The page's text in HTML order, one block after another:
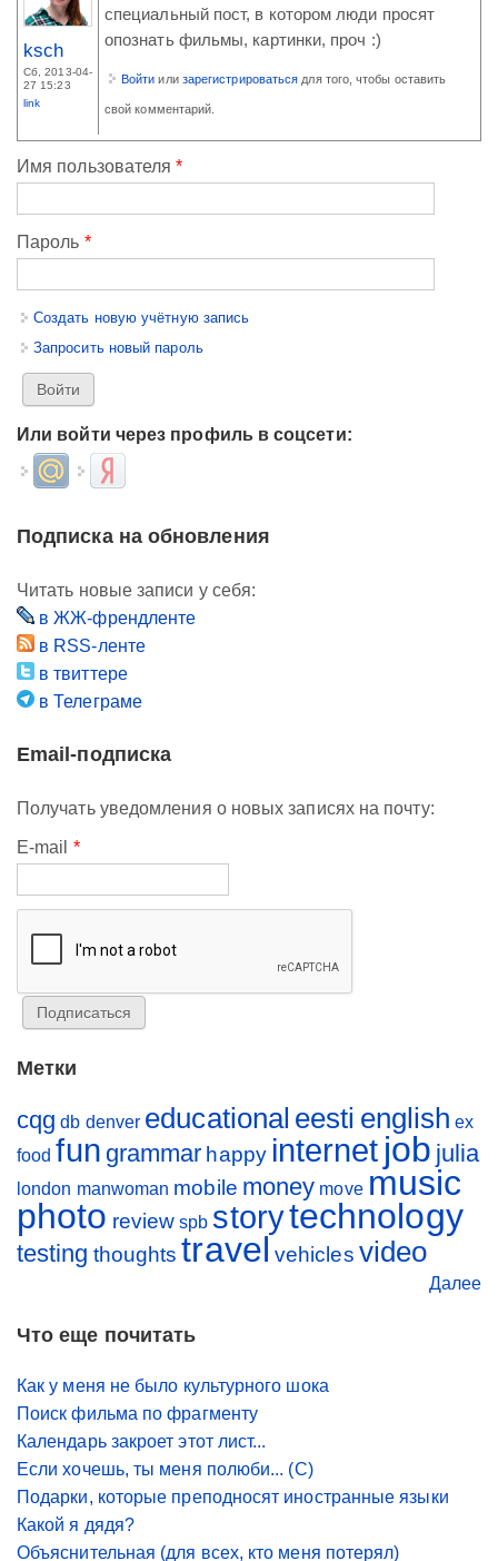
ksch
Сб, 2013-04-
27 15:23
link
специальный пост, в котором люди просят
опознать фильмы, картинки, проч :)
Войти или зарегистрироваться для того, чтобы оставить
свой комментарий.
Имя пользователя*
Пароль *
Создать новую учётную запись
Запросить новый пароль
Или войти через профиль в соцсети:
Login with Mail.ruLogin with Яндекс
Подписка на обновления
Читать новые записи у себя:
в ЖЖ-френдленте
в RSS-ленте
в твиттере
в Телеграме
Email-подписка
Получать уведомления о новых записях на почту:
E-mail *
Метки
cqg db denver educational eesti english ex
food fun grammar happy internet job julia
london manwoman mobile money move music
photo review spb storytechnology
testing thoughts travel vehicles video
Далее
Что еще почитать
Как у меня не было культурного шока
Поиск фильма по фрагменту
Календарь закроет этот лист...
Если хочешь, ты меня полюби... (С)
Подарки, которые преподносят иностранные языки
Какой я дядя?
Объяснительная (для всех, кто меня потерял)